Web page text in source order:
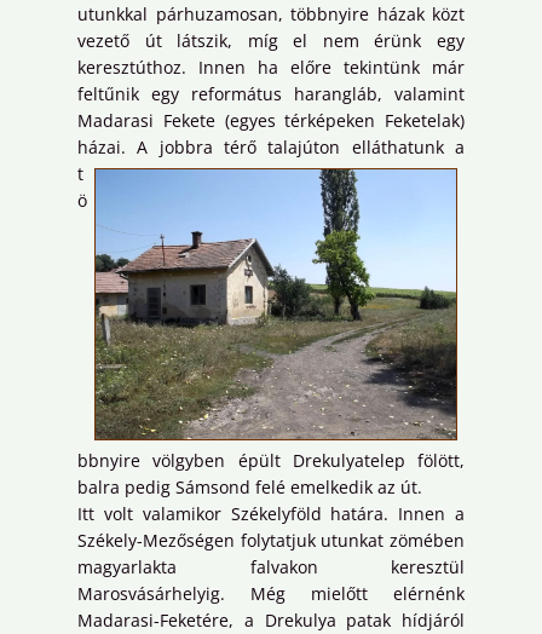
utunkkal párhuzamosan, többnyire házak közt
vezető út látszik, míg el nem érünk egy
keresztúthoz. Innen ha előre tekintünk már
feltűnik egy református harangláb, valamint
Madarasi Fekete (egyes térképeken Feketelak)
házai.A jobbra térő talajúton elláthatunk a
t
ö
bbnyire völgyben épült Drekulyatelep fölött,
balra pedig Sámsond felé emelkedik az út.
Itt volt valamikor Székelyföld határa. Innen a
Székely-Mezőségen folytatjuk utunkat zömében
magyarlakta falvakon keresztül
Marosvásárhelyig. Még mielőtt elérnénk
Madarasi-Feketére, a Drekulya patak hídjáról